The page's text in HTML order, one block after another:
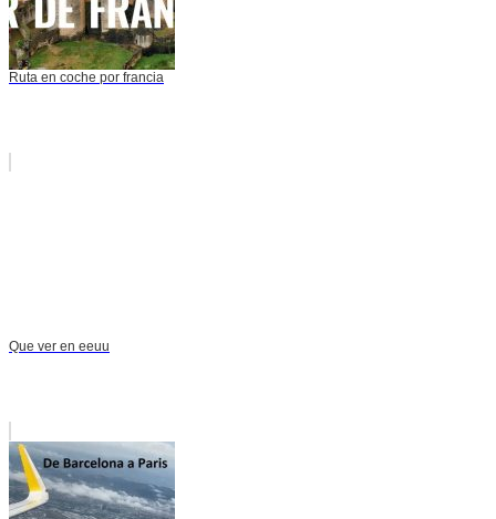
Ruta en coche por francia
Que ver en eeuu